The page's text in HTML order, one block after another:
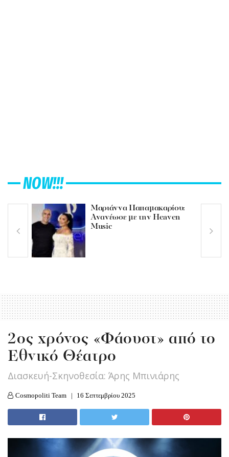
NOW!!!
Μαριάννα Παπαμακαρίου:
Ανανέωσε με την Heaven
Music
2ος χρόνος «Φάουστ» από το
Εθνικό Θέατρο
Διασκευή-Σκηνοθεσία: Άρης Μπινιάρης
Cosmopoliti Team 16 Σεπτεμβρίου 2025